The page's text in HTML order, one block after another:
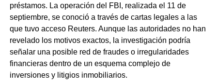
préstamos. La operación del FBI, realizada el 11 de
septiembre, se conoció a través de cartas legales a las
que tuvo acceso Reuters. Aunque las autoridades no han
revelado los motivos exactos, la investigación podría
señalar una posible red de fraudes o irregularidades
financieras dentro de un esquema complejo de
inversiones y litigios inmobiliarios.